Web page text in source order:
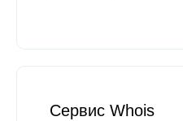
Сервис Whois